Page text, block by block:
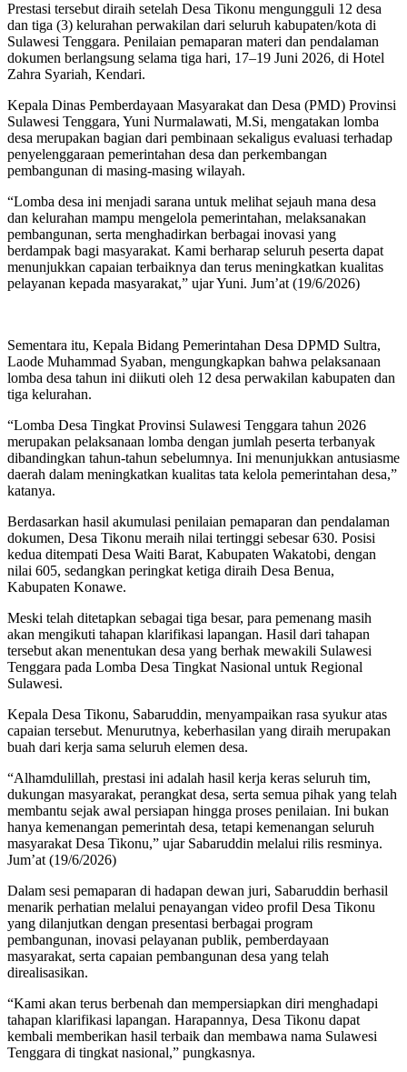
Prestasi tersebut diraih setelah Desa Tikonu mengungguli 12 desa
dan tiga (3) kelurahan perwakilan dari seluruh kabupaten/kota di
Sulawesi Tenggara. Penilaian pemaparan materi dan pendalaman
dokumen berlangsung selama tiga hari, 17–19 Juni 2026, di Hotel
Zahra Syariah, Kendari.
Kepala Dinas Pemberdayaan Masyarakat dan Desa (PMD) Provinsi
Sulawesi Tenggara, Yuni Nurmalawati, M.Si, mengatakan lomba
desa merupakan bagian dari pembinaan sekaligus evaluasi terhadap
penyelenggaraan pemerintahan desa dan perkembangan
pembangunan di masing-masing wilayah.
“Lomba desa ini menjadi sarana untuk melihat sejauh mana desa
dan kelurahan mampu mengelola pemerintahan, melaksanakan
pembangunan, serta menghadirkan berbagai inovasi yang
berdampak bagi masyarakat. Kami berharap seluruh peserta dapat
menunjukkan capaian terbaiknya dan terus meningkatkan kualitas
pelayanan kepada masyarakat,” ujar Yuni. Jum’at (19/6/2026)
Sementara itu, Kepala Bidang Pemerintahan Desa DPMD Sultra,
Laode Muhammad Syaban, mengungkapkan bahwa pelaksanaan
lomba desa tahun ini diikuti oleh 12 desa perwakilan kabupaten dan
tiga kelurahan.
“Lomba Desa Tingkat Provinsi Sulawesi Tenggara tahun 2026
merupakan pelaksanaan lomba dengan jumlah peserta terbanyak
dibandingkan tahun-tahun sebelumnya. Ini menunjukkan antusiasme
daerah dalam meningkatkan kualitas tata kelola pemerintahan desa,”
katanya.
Berdasarkan hasil akumulasi penilaian pemaparan dan pendalaman
dokumen, Desa Tikonu meraih nilai tertinggi sebesar 630. Posisi
kedua ditempati Desa Waiti Barat, Kabupaten Wakatobi, dengan
nilai 605, sedangkan peringkat ketiga diraih Desa Benua,
Kabupaten Konawe.
Meski telah ditetapkan sebagai tiga besar, para pemenang masih
akan mengikuti tahapan klarifikasi lapangan. Hasil dari tahapan
tersebut akan menentukan desa yang berhak mewakili Sulawesi
Tenggara pada Lomba Desa Tingkat Nasional untuk Regional
Sulawesi.
Kepala Desa Tikonu, Sabaruddin, menyampaikan rasa syukur atas
capaian tersebut. Menurutnya, keberhasilan yang diraih merupakan
buah dari kerja sama seluruh elemen desa.
“Alhamdulillah, prestasi ini adalah hasil kerja keras seluruh tim,
dukungan masyarakat, perangkat desa, serta semua pihak yang telah
membantu sejak awal persiapan hingga proses penilaian. Ini bukan
hanya kemenangan pemerintah desa, tetapi kemenangan seluruh
masyarakat Desa Tikonu,” ujar Sabaruddin melalui rilis resminya.
Jum’at (19/6/2026)
Dalam sesi pemaparan di hadapan dewan juri, Sabaruddin berhasil
menarik perhatian melalui penayangan video profil Desa Tikonu
yang dilanjutkan dengan presentasi berbagai program
pembangunan, inovasi pelayanan publik, pemberdayaan
masyarakat, serta capaian pembangunan desa yang telah
direalisasikan.
“Kami akan terus berbenah dan mempersiapkan diri menghadapi
tahapan klarifikasi lapangan. Harapannya, Desa Tikonu dapat
kembali memberikan hasil terbaik dan membawa nama Sulawesi
Tenggara di tingkat nasional,” pungkasnya.